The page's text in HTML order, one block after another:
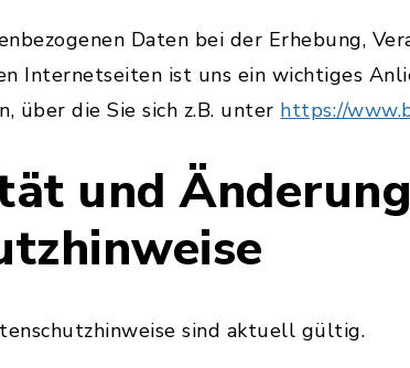
Daten bei der Erhebung,
Internetseiten ist uns ein wichtiges
über die Sie sich z.B. unter https://
und
sind aktuell gültig.